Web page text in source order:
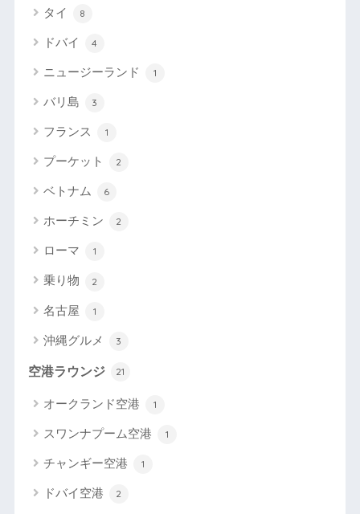
タイ 8
ドバイ 4
ニュージーランド 1
バリ島 3
フランス 1
プーケット 2
ベトナム 6
ホーチミン 2
ローマ 1
乗り物 2
名古屋 1
沖縄グルメ 3
空港ラウンジ 21
オークランド空港 1
スワンナプーム空港 1
チャンギー空港 1
ドバイ空港 2